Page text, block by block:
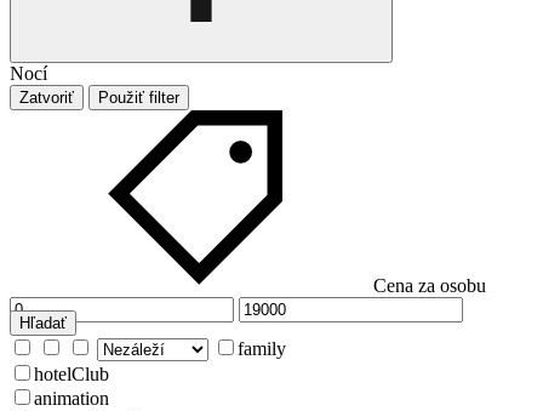
Nocí
Zatvoriť Použiť filter
Cena za osobu
Hľadať
family
hotelClub
animation